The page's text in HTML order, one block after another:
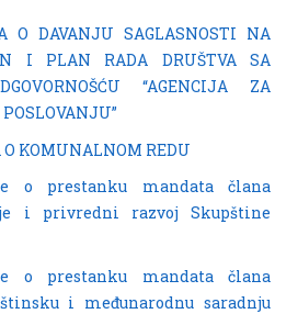
O DAVANJU SAGLASNOSTI NA
I PLAN RADA DRUŠTVA SA
“AGENCIJA ZA
KOMUNALNOM REDU
o prestanku mandata člana
i privredni razvoj Skupštine
o prestanku mandata člana
i međunarodnu saradnju